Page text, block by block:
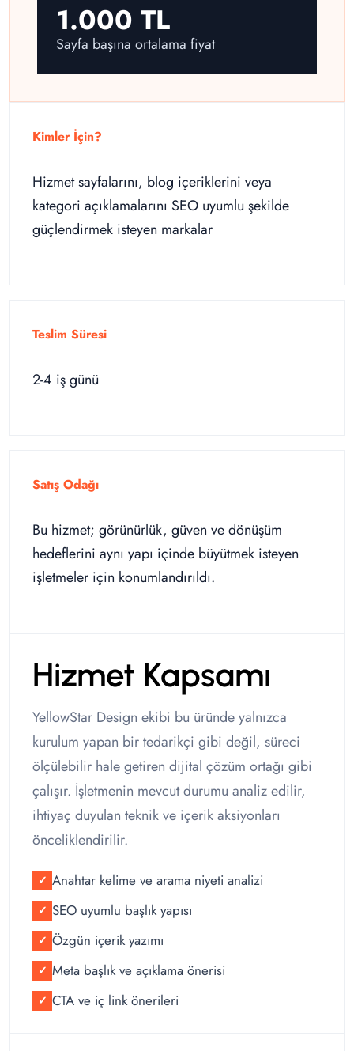
1.000 TL
Sayfa başına ortalama fiyat
Kimler İçin?
Hizmet sayfalarını, blog içeriklerini veya
kategori açıklamalarını SEO uyumlu şekilde
güçlendirmek isteyen markalar
Teslim Süresi
2-4 iş günü
Satış Odağı
Bu hizmet; görünürlük, güven ve dönüşüm
hedeflerini aynı yapı içinde büyütmek isteyen
işletmeler için konumlandırıldı.
Hizmet Kapsamı
YellowStar Design ekibi bu üründe yalnızca
kurulum yapan bir tedarikçi gibi değil, süreci
ölçülebilir hale getiren dijital çözüm ortağı gibi
çalışır. İşletmenin mevcut durumu analiz edilir,
ihtiyaç duyulan teknik ve içerik aksiyonları
önceliklendirilir.
✓ Anahtar kelime ve arama niyeti analizi
✓ SEO uyumlu başlık yapısı
✓ Özgün içerik yazımı
✓ Meta başlık ve açıklama önerisi
✓ CTA ve iç link önerileri